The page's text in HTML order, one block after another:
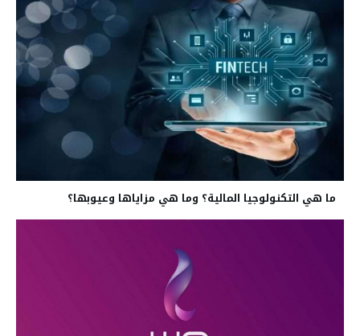
ما هي التكنولوجيا المالية؟ وما هي مزاياها وعيوبها؟